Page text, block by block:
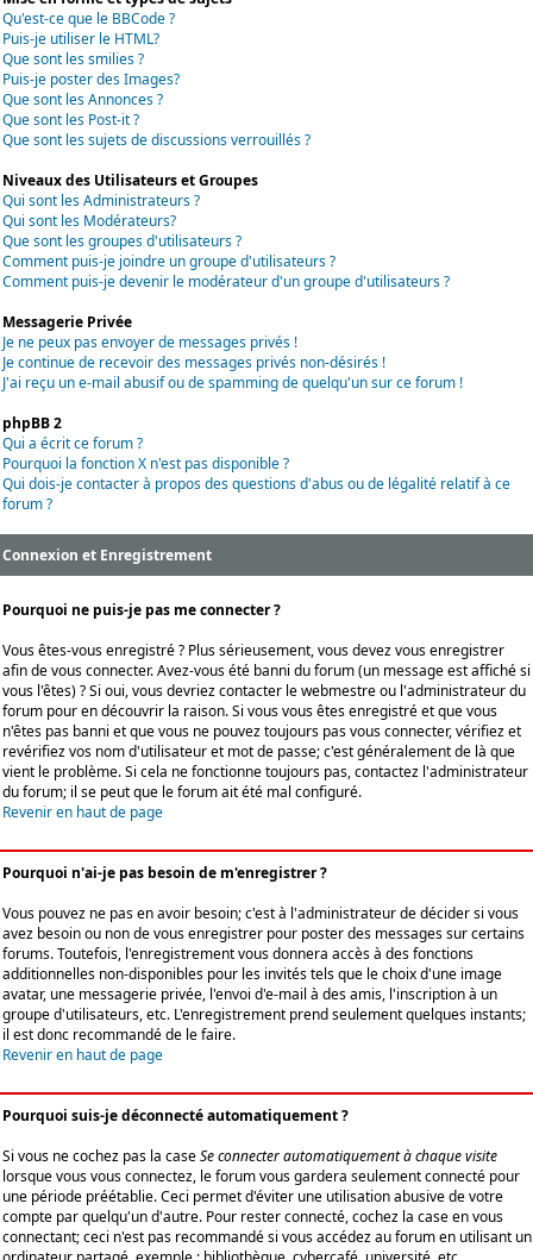
Qu'est-ce que le BBCode ?
Puis-je utiliser le HTML?
Que sont les smilies ?
Puis-je poster des Images?
Que sont les Annonces ?
Que sont les Post-it ?
Que sont les sujets de discussions verrouillés ?
Niveaux des Utilisateurs et Groupes
Qui sont les Administrateurs ?
Qui sont les Modérateurs?
Que sont les groupes d'utilisateurs ?
Comment puis-je joindre un groupe d'utilisateurs ?
Comment puis-je devenir le modérateur d'un groupe d'utilisateurs ?
Messagerie Privée
Je ne peux pas envoyer de messages privés !
Je continue de recevoir des messages privés non-désirés !
J'ai reçu un e-mail abusif ou de spamming de quelqu'un sur ce forum !
phpBB 2
Qui a écrit ce forum ?
Pourquoi la fonction X n'est pas disponible ?
Qui dois-je contacter à propos des questions d'abus ou de légalité relatif à ce
forum ?
Connexion et Enregistrement
Pourquoi ne puis-je pas me connecter ?
Vous êtes-vous enregistré ? Plus sérieusement, vous devez vous enregistrer
afin de vous connecter. Avez-vous été banni du forum (un message est affiché si
vous l'êtes) ? Si oui, vous devriez contacter le webmestre ou l'administrateur du
forum pour en découvrir la raison. Si vous vous êtes enregistré et que vous
n'êtes pas banni et que vous ne pouvez toujours pas vous connecter, vérifiez et
revérifiez vos nom d'utilisateur et mot de passe; c'est généralement de là que
vient le problème. Si cela ne fonctionne toujours pas, contactez l'administrateur
du forum; il se peut que le forum ait été mal configuré.
Revenir en haut de page
Pourquoi n'ai-je pas besoin de m'enregistrer ?
Vous pouvez ne pas en avoir besoin; c'est à l'administrateur de décider si vous
avez besoin ou non de vous enregistrer pour poster des messages sur certains
forums. Toutefois, l'enregistrement vous donnera accès à des fonctions
additionnelles non-disponibles pour les invités tels que le choix d'une image
avatar, une messagerie privée, l'envoi d'e-mail à des amis, l'inscription à un
groupe d'utilisateurs, etc. L'enregistrement prend seulement quelques instants;
il est donc recommandé de le faire.
Revenir en haut de page
Pourquoi suis-je déconnecté automatiquement ?
Si vous ne cochez pas la caseSe connecter automatiquement à chaque visite
lorsque vous vous connectez, le forum vous gardera seulement connecté pour
une période préétablie. Ceci permet d'éviter une utilisation abusive de votre
compte par quelqu'un d'autre. Pour rester connecté, cochez la case en vous
connectant; ceci n'est pas recommandé si vous accédez au forum en utilisant un